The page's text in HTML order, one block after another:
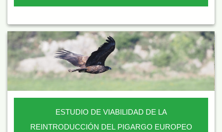
ESTUDIO DE VIABILIDAD DE LA
REINTRODUCCIÓN DEL PIGARGO EUROPEO